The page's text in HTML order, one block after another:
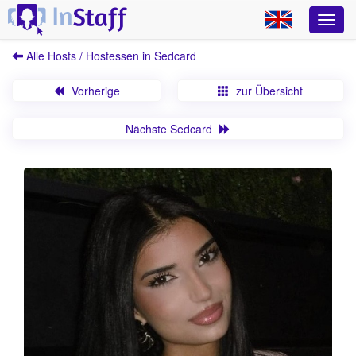
Alle Hosts / Hostessen in Sedcard
Vorherige zur Übersicht
Nächste Sedcard